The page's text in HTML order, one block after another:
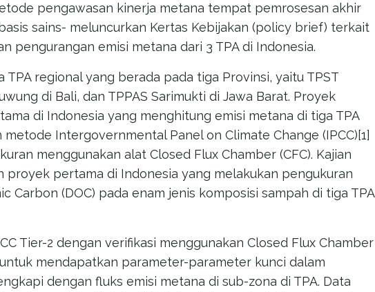
pengawasan kinerja metana tempat pemrosesan akhir
sains- meluncurkan Kertas Kebijakan (policy brief) terkait
pengurangan emisi metana dari 3 TPA di Indonesia.
TPA regional yang berada pada tiga Provinsi, yaitu TPST
di Bali, dan TPPAS Sarimukti di Jawa Barat. Proyek
di Indonesia yang menghitung emisi metana di tiga TPA
Intergovernmental Panel on Climate Change (IPCC)[1]
menggunakan alat Closed Flux Chamber (CFC). Kajian
proyek pertama di Indonesia yang melakukan pengukuran
Carbon (DOC) pada enam jenis komposisi sampah di tiga TPA
Tier-2 dengan verifikasi menggunakan Closed Flux Chamber
untuk mendapatkan parameter-parameter kunci dalam
dengan fluks emisi metana di sub-zona di TPA. Data